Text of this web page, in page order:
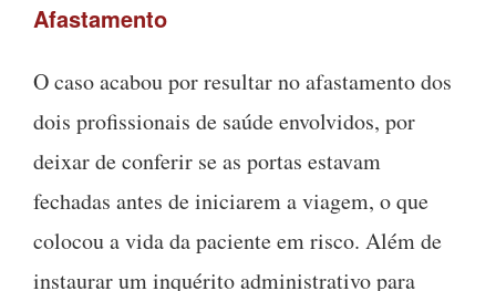
Afastamento
O caso acabou por resultar no afastamento dos
dois profissionais de saúde envolvidos, por
deixar de conferir se as portas estavam
fechadas antes de iniciarem a viagem, o que
colocou a vida da paciente em risco. Além de
instaurar um inquérito administrativo para